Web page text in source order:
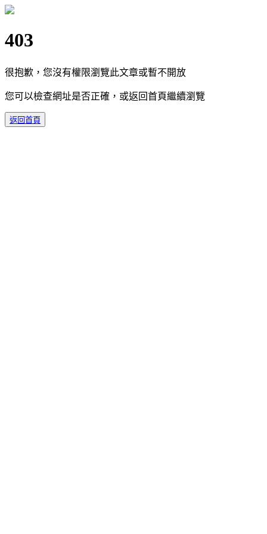
403
很抱歉，您沒有權限瀏覽此文章或暫不開放
您可以檢查網址是否正確，或返回首頁繼續瀏覽
返回首頁